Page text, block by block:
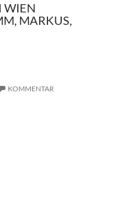
WIEN
MARKUS,
KOMMENTAR